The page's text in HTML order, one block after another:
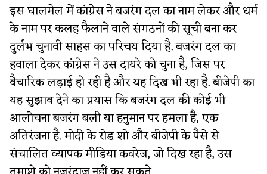
इस घालमेल में कांग्रेस ने बजरंग दल का नाम लेकर और धर्म
के नाम पर कलह फैलाने वाले संगठनों की सूची बना कर
दुर्लभ चुनावी साहस का परिचय दिया है. बजरंग दल का
हवाला देकर कांग्रेस ने उस दायरे को चुना है, जिस पर
वैचारिक लड़ाई हो रही है और यह दिख भी रहा है. बीजेपी का
यह सुझाव देने का प्रयास कि बजरंग दल की कोई भी
आलोचना बजरंग बली या हनुमान पर हमला है, एक
अतिरंजना है. मोदी के रोड शो और बीजेपी के पैसे से
संचालित व्यापक मीडिया कवरेज, जो दिख रहा है, उस